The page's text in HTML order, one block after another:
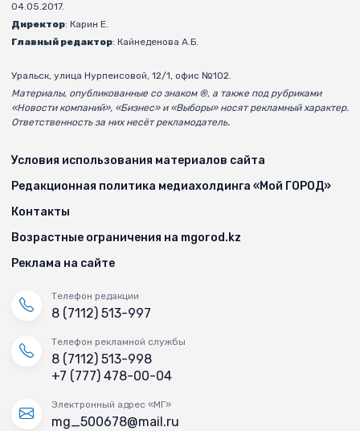
04.05.2017.
Директор: Карин Е.
Главный редактор: Кайнеденова А.Б.
Уральск, улица Нурпеисовой, 12/1, офис №102.
Материалы, опубликованные со знаком ®, а также под рубриками
«Новости компаний», «Бизнес» и «Выборы» носят рекламный характер.
Ответственность за них несёт рекламодатель.
Условия использования материалов сайта
Редакционная политика медиахолдинга «Мой ГОРОД»
Контакты
Возрастные ограничения на mgorod.kz
Реклама на сайте
Телефон редакции
8 (7112) 513-997
Телефон рекламной службы
8 (7112) 513-998
+7 (777) 478-00-04
Электронный адрес «МГ»
mg_500678@mail.ru